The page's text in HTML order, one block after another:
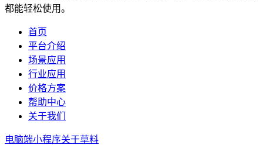
都能轻松使用。
首页
平台介绍
场景应用
行业应用
价格方案
帮助中心
关于我们
电脑端小程序关于草料